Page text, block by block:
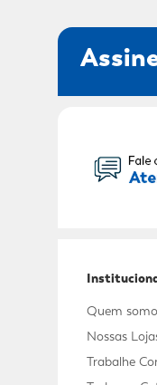
Quem
Nossas
Trabalhe